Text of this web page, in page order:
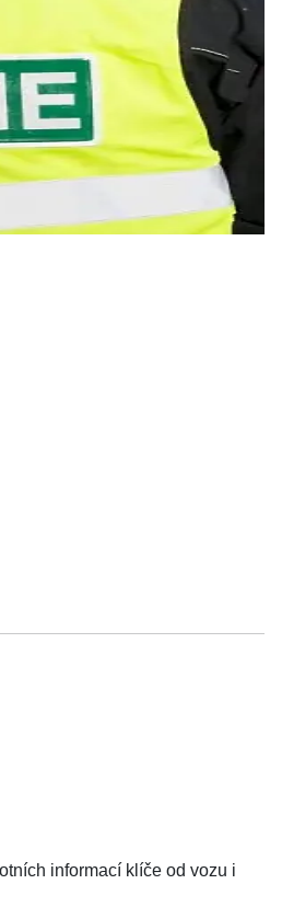
informací klíče od vozu i